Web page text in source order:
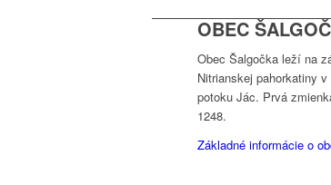
OBEC
Obec Šalgočka leží na
Nitrianskej pahorkatiny
potoku Jác. Prvá
1248.
Základné informácie o